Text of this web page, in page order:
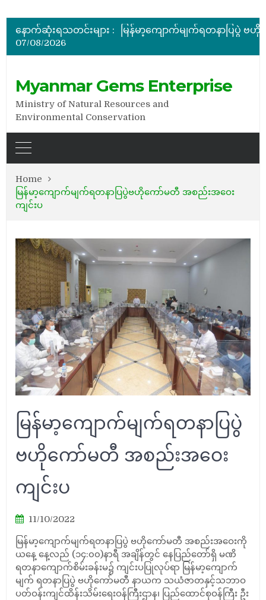
နောက်ဆုံးရသတင်းများ :
07/08/2026
Myanmar Gems Enterprise
Ministry of Natural Resources and
Environmental Conservation
Home
မြန်မာ့ကျောက်မျက်ရတနာပြပွဲဗဟိုကော်မတီ အစည်းအဝေး
ကျင်းပ
မြန်မာ့ကျောက်မျက်ရတနာပြပွဲ
ဗဟိုကော်မတီ အစည်းအဝေး
ကျင်းပ
11/10/2022
မြန်မာ့ကျောက်မျက်ရတနာပြပွဲ ဗဟိုကော်မတီ အစည်းအဝေးကို
ယနေ့ နေ့လည် (၁၄:၀၀)နာရီ အချိန်တွင် နေပြည်တော်ရှိ မဏိ
ရတနာကျောက်စိမ်းခန်းမ၌ ကျင်းပပြုလုပ်ရာ မြန်မာ့ကျောက်
မျက် ရတနာပြပွဲ ဗဟိုကော်မတီ နာယက သယံဇာတနှင့်သဘာဝ
ပတ်ဝန်းကျင်ထိန်းသိမ်းရေးဝန်ကြီးဌာန၊ ပြည်ထောင်စုဝန်ကြီး ဦး